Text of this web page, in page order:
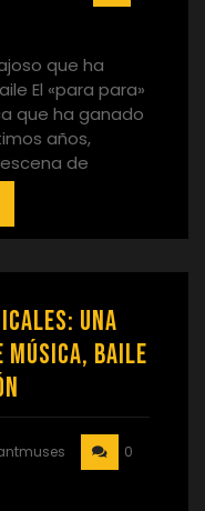
que ha
El «para para»
que ha ganado
años,
de
Una
Música, Baile
0